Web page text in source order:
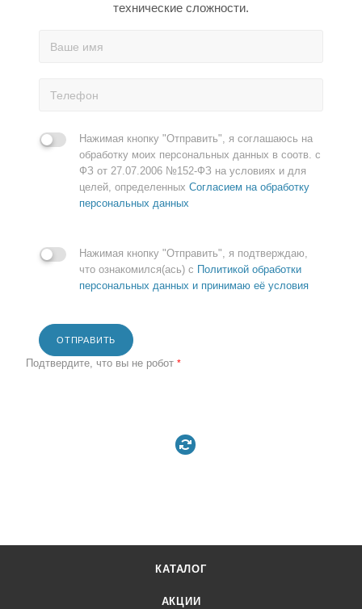
технические сложности.
Нажимая кнопку "Отправить", я соглашаюсь на
обработку моих персональных данных в соотв. с
ФЗ от 27.07.2006 №152-ФЗ на условиях и для
целей, определенных Согласием на обработку
персональных данных
Нажимая кнопку "Отправить", я подтверждаю,
что ознакомился(ась) с Политикой обработки
персональных данных и принимаю её условия
ОТПРАВИТЬ
Подтвердите, что вы не робот *
КАТАЛОГ
АКЦИИ